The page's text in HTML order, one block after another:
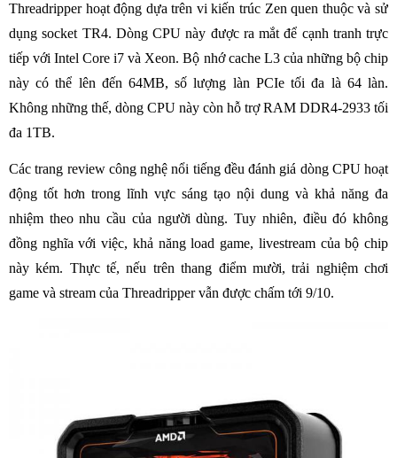
Threadripper hoạt động dựa trên vi kiến trúc Zen quen thuộc và sử
dụng socket TR4. Dòng CPU này được ra mắt để cạnh tranh trực
tiếp với Intel Core i7 và Xeon. Bộ nhớ cache L3 của những bộ chip
này có thể lên đến 64MB, số lượng làn PCIe tối đa là 64 làn.
Không những thế, dòng CPU này còn hỗ trợ RAM DDR4-2933 tối
đa 1TB.
Các trang review công nghệ nổi tiếng đều đánh giá dòng CPU hoạt
động tốt hơn trong lĩnh vực sáng tạo nội dung và khả năng đa
nhiệm theo nhu cầu của người dùng. Tuy nhiên, điều đó không
đồng nghĩa với việc, khả năng load game, livestream của bộ chip
này kém. Thực tế, nếu trên thang điểm mười, trải nghiệm chơi
game và stream của Threadripper vẫn được chấm tới 9/10.